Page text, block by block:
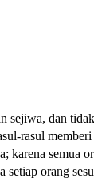
dan
rasul memberi
karena semua
orang